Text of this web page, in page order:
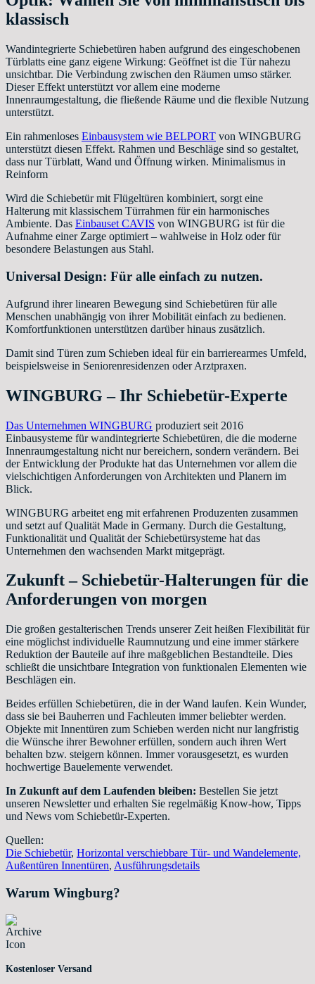
klassisch
Wandintegrierte Schiebetüren haben aufgrund des eingeschobenen
Türblatts eine ganz eigene Wirkung: Geöffnet ist die Tür nahezu
unsichtbar. Die Verbindung zwischen den Räumen umso stärker.
Dieser Effekt unterstützt vor allem eine moderne
Innenraumgestaltung, die fließende Räume und die flexible Nutzung
unterstützt.
Ein rahmenloses Einbausystem wie BELPORT von WINGBURG
unterstützt diesen Effekt. Rahmen und Beschläge sind so gestaltet,
dass nur Türblatt, Wand und Öffnung wirken. Minimalismus in
Reinform
Wird die Schiebetür mit Flügeltüren kombiniert, sorgt eine
Halterung mit klassischem Türrahmen für ein harmonisches
Ambiente. Das Einbauset CAVIS von WINGBURG ist für die
Aufnahme einer Zarge optimiert – wahlweise in Holz oder für
besondere Belastungen aus Stahl.
Universal Design: Für alle einfach zu nutzen.
Aufgrund ihrer linearen Bewegung sind Schiebetüren für alle
Menschen unabhängig von ihrer Mobilität einfach zu bedienen.
Komfortfunktionen unterstützen darüber hinaus zusätzlich.
Damit sind Türen zum Schieben ideal für ein barrierearmes Umfeld,
beispielsweise in Seniorenresidenzen oder Arztpraxen.
WINGBURG – Ihr Schiebetür-Experte
Das Unternehmen WINGBURG produziert seit 2016
Einbausysteme für wandintegrierte Schiebetüren, die die moderne
Innenraumgestaltung nicht nur bereichern, sondern verändern. Bei
der Entwicklung der Produkte hat das Unternehmen vor allem die
vielschichtigen Anforderungen von Architekten und Planern im
Blick.
WINGBURG arbeitet eng mit erfahrenen Produzenten zusammen
und setzt auf Qualität Made in Germany. Durch die Gestaltung,
Funktionalität und Qualität der Schiebetürsysteme hat das
Unternehmen den wachsenden Markt mitgeprägt.
Zukunft – Schiebetür-Halterungen für die
Anforderungen von morgen
Die großen gestalterischen Trends unserer Zeit heißen Flexibilität für
eine möglichst individuelle Raumnutzung und eine immer stärkere
Reduktion der Bauteile auf ihre maßgeblichen Bestandteile. Dies
schließt die unsichtbare Integration von funktionalen Elementen wie
Beschlägen ein.
Beides erfüllen Schiebetüren, die in der Wand laufen. Kein Wunder,
dass sie bei Bauherren und Fachleuten immer beliebter werden.
Objekte mit Innentüren zum Schieben werden nicht nur langfristig
die Wünsche ihrer Bewohner erfüllen, sondern auch ihren Wert
behalten bzw. steigern können. Immer vorausgesetzt, es wurden
hochwertige Bauelemente verwendet.
In Zukunft auf dem Laufenden bleiben: Bestellen Sie jetzt
unseren Newsletter und erhalten Sie regelmäßig Know-how, Tipps
und News vom Schiebetür-Experten.
Quellen:
Die Schiebetür, Horizontal verschiebbare Tür- und Wandelemente,
Außentüren Innentüren, Ausführungsdetails
Warum Wingburg?
Kostenloser Versand